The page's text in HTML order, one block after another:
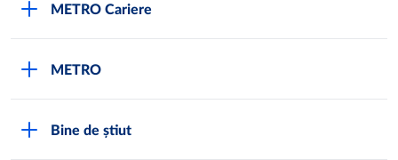
METRO Cariere
METRO
Bine de știut